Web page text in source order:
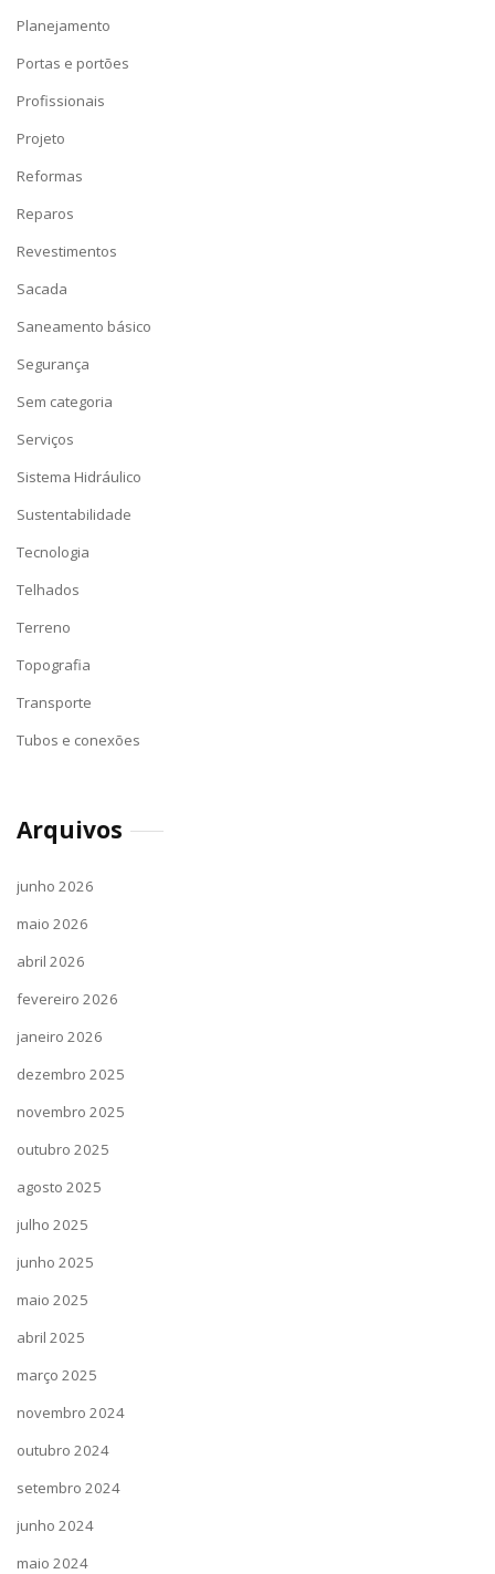
Planejamento
Portas e portões
Profissionais
Projeto
Reformas
Reparos
Revestimentos
Sacada
Saneamento básico
Segurança
Sem categoria
Serviços
Sistema Hidráulico
Sustentabilidade
Tecnologia
Telhados
Terreno
Topografia
Transporte
Tubos e conexões
Arquivos
junho 2026
maio 2026
abril 2026
fevereiro 2026
janeiro 2026
dezembro 2025
novembro 2025
outubro 2025
agosto 2025
julho 2025
junho 2025
maio 2025
abril 2025
março 2025
novembro 2024
outubro 2024
setembro 2024
junho 2024
maio 2024